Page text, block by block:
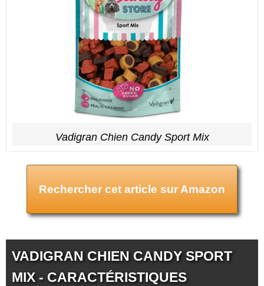
Vadigran Chien Candy Sport Mix
Rechercher cet article sur Amazon
VADIGRAN CHIEN CANDY SPORT
MIX - CARACTÉRISTIQUES